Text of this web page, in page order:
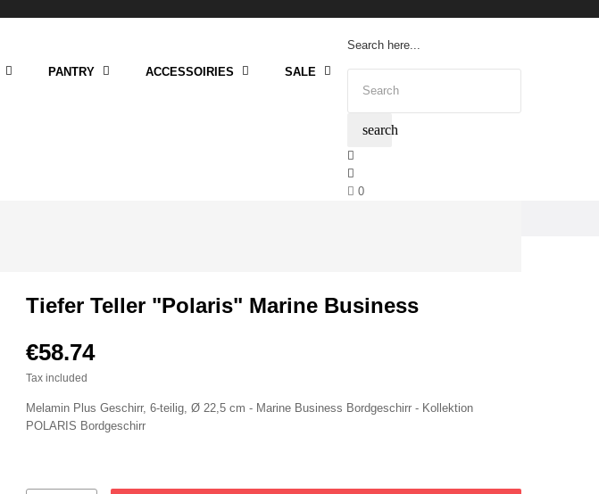
PANTRY ACCESSOIRIES SALE
Search here...
search
0
Tiefer Teller "Polaris" Marine Business
€58.74
Tax included
Melamin Plus Geschirr, 6-teilig, Ø 22,5 cm - Marine Business Bordgeschirr - Kollektion
POLARIS Bordgeschirr